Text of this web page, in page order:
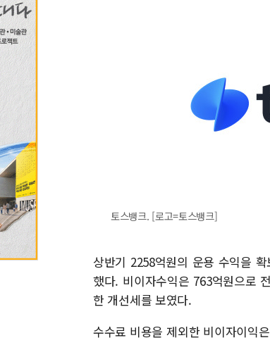
토스뱅크. [로고=토스뱅크]
상반기 2258억원의 운용 수익을
했다. 비이자수익은 763억원으로
한 개선세를 보였다.
수수료 비용을 제외한 비이자이익